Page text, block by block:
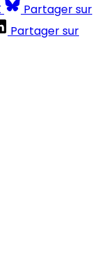
Partager sur
Partager sur